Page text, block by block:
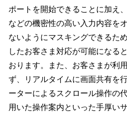
ポートを開始できることに加え
などの機密性の高い入力内容を
ないようにマスキングできるた
したお客さま対応が可能になる
おります。また、お客さまが利
ず、リアルタイムに画面共有を
ーターによるスクロール操作の
用いた操作案内といった手厚い